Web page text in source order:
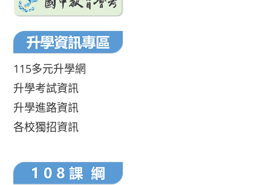
115多元升學網
升學考試資訊
升學進路資訊
各校獨招資訊